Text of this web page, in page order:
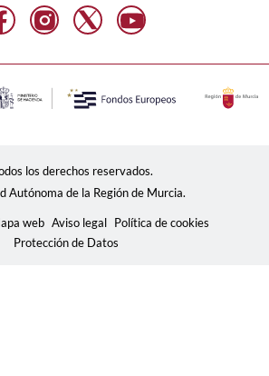
los derechos reservados.
Autónoma de la Región de Murcia.
web Aviso legal Política de cookies
Protección de Datos